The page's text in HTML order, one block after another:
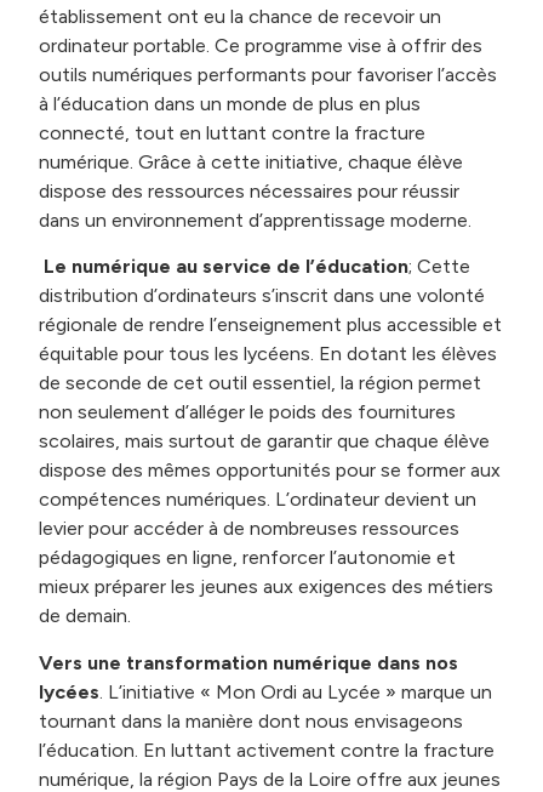
établissement ont eu la chance de recevoir un
ordinateur portable. Ce programme vise à offrir des
outils numériques performants pour favoriser l’accès
à l’éducation dans un monde de plus en plus
connecté, tout en luttant contre la fracture
numérique. Grâce à cette initiative, chaque élève
dispose des ressources nécessaires pour réussir
dans un environnement d’apprentissage moderne.
Le numérique au service de l’éducation; Cette
distribution d’ordinateurs s’inscrit dans une volonté
régionale de rendre l’enseignement plus accessible et
équitable pour tous les lycéens. En dotant les élèves
de seconde de cet outil essentiel, la région permet
non seulement d’alléger le poids des fournitures
scolaires, mais surtout de garantir que chaque élève
dispose des mêmes opportunités pour se former aux
compétences numériques. L’ordinateur devient un
levier pour accéder à de nombreuses ressources
pédagogiques en ligne, renforcer l’autonomie et
mieux préparer les jeunes aux exigences des métiers
de demain.
Vers une transformation numérique dans nos
lycées . L’initiative « Mon Ordi au Lycée » marque un
tournant dans la manière dont nous envisageons
l’éducation. En luttant activement contre la fracture
numérique, la région Pays de la Loire offre aux jeunes